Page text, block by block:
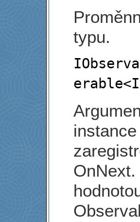
typu.
erable<